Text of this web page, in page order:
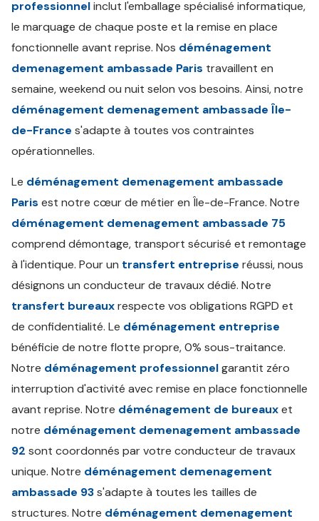
professionnelinclut l'emballage spécialisé informatique,
le marquage de chaque poste et la remise en place
fonctionnelle avant reprise. Nos déménagement
demenagement ambassade Paris travaillent en
semaine, weekend ou nuit selon vos besoins. Ainsi, notre
déménagement demenagement ambassade Île-
de-France s'adapte à toutes vos contraintes
opérationnelles.
Le déménagement demenagement ambassade
Paris est notre cœur de métier en Île-de-France. Notre
déménagement demenagement ambassade 75
comprend démontage, transport sécurisé et remontage
à l'identique. Pour un transfert entreprise réussi, nous
désignons un conducteur de travaux dédié. Notre
transfert bureauxrespecte vos obligations RGPD et
de confidentialité. Le déménagement entreprise
bénéficie de notre flotte propre, 0% sous-traitance.
Notre déménagement professionnelgarantit zéro
interruption d'activité avec remise en place fonctionnelle
avant reprise. Notre déménagement de bureauxet
notre déménagement demenagement ambassade
92 sont coordonnés par votre conducteur de travaux
unique. Notre déménagement demenagement
ambassade 93s'adapte à toutes les tailles de
structures. Notre déménagement demenagement